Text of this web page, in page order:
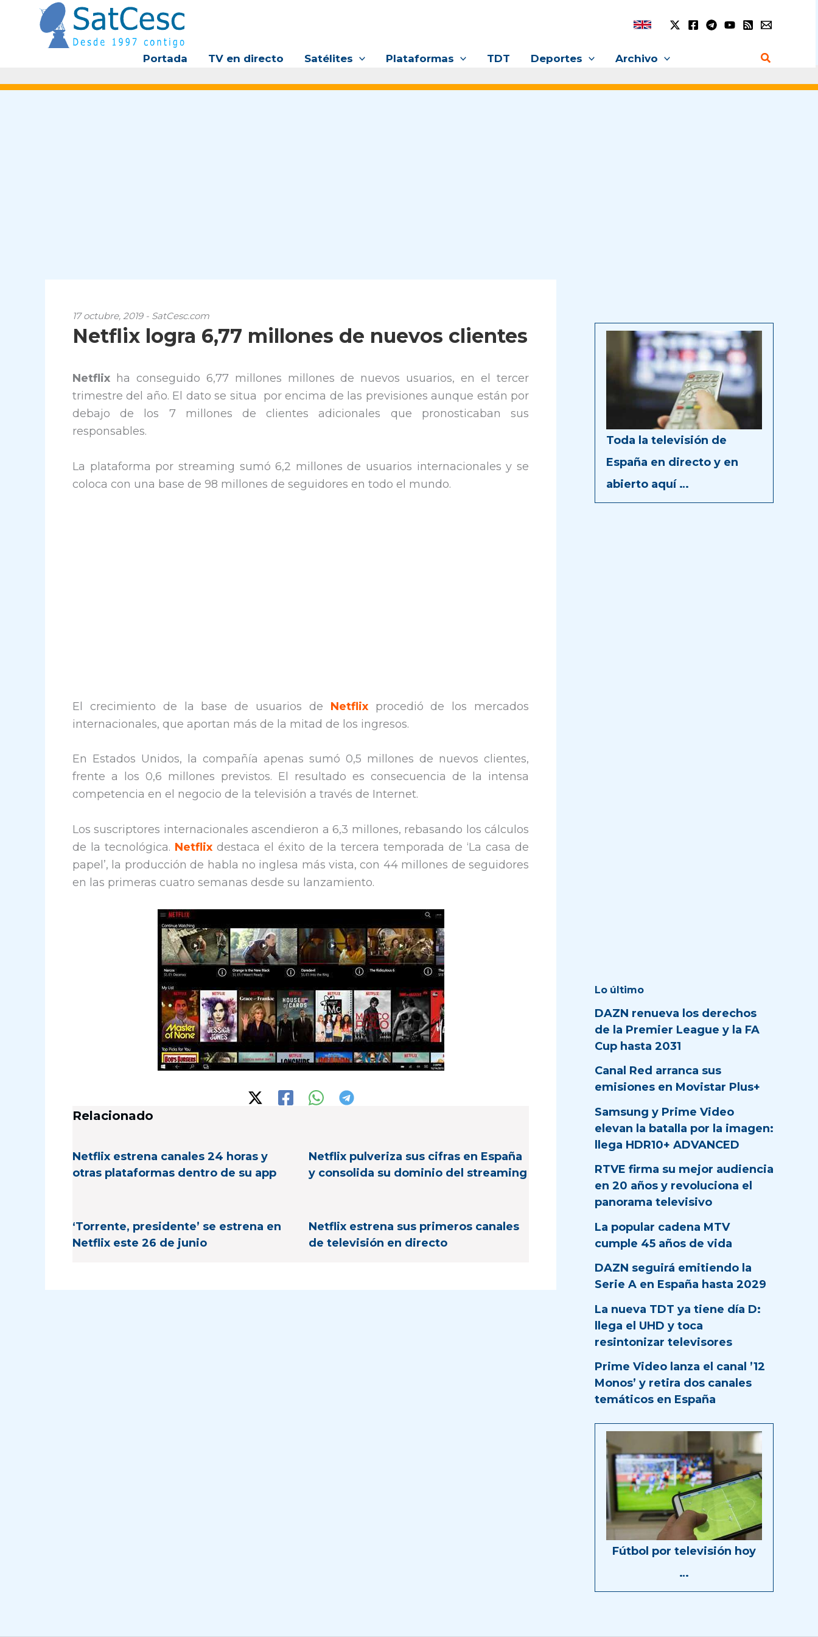
contenido
Portada TV en directo Satélites Plataformas TDT Deportes Archivo Buscar
17 octubre, 2019 - SatCesc.com
Netflix logra 6,77 millones de nuevos clientes
Netflix ha conseguido 6,77 millones millones de nuevos usuarios, en el tercer
trimestre del año. El dato se situa por encima de las previsiones aunque están por
debajo de los 7 millones de clientes adicionales que pronosticaban sus
responsables.
La plataforma por streaming sumó 6,2 millones de usuarios internacionales y se
coloca con una base de 98 millones de seguidores en todo el mundo.
El crecimiento de la base de usuarios de Netflixprocedió de los mercados
internacionales, que aportan más de la mitad de los ingresos.
En Estados Unidos, la compañía apenas sumó 0,5 millones de nuevos clientes,
frente a los 0,6 millones previstos. El resultado es consecuencia de la intensa
competencia en el negocio de la televisión a través de Internet.
Los suscriptores internacionales ascendieron a 6,3 millones, rebasando los cálculos
de la tecnológica. Netflixdestaca el éxito de la tercera temporada de ‘La casa de
papel’, la producción de habla no inglesa más vista, con 44 millones de seguidores
en las primeras cuatro semanas desde su lanzamiento.
Relacionado
Netflix estrena canales 24 horas y
otras plataformas dentro de su app
Netflix pulveriza sus cifras en España
y consolida su dominio del streaming
‘Torrente, presidente’ se estrena en
Netflix este 26 de junio
Netflix estrena sus primeros canales
de televisión en directo
Toda la televisión de
España en directo y en
abierto aquí …
Lo último
DAZN renueva los derechos
de la Premier League y la FA
Cup hasta 2031
Canal Red arranca sus
emisiones en Movistar Plus+
Samsung y Prime Video
elevan la batalla por la imagen:
llega HDR10+ ADVANCED
RTVE firma su mejor audiencia
en 20 años y revoluciona el
panorama televisivo
La popular cadena MTV
cumple 45 años de vida
DAZN seguirá emitiendo la
Serie A en España hasta 2029
La nueva TDT ya tiene día D:
llega el UHD y toca
resintonizar televisores
Prime Video lanza el canal ’12
Monos’ y retira dos canales
temáticos en España
Fútbol por televisión hoy
…